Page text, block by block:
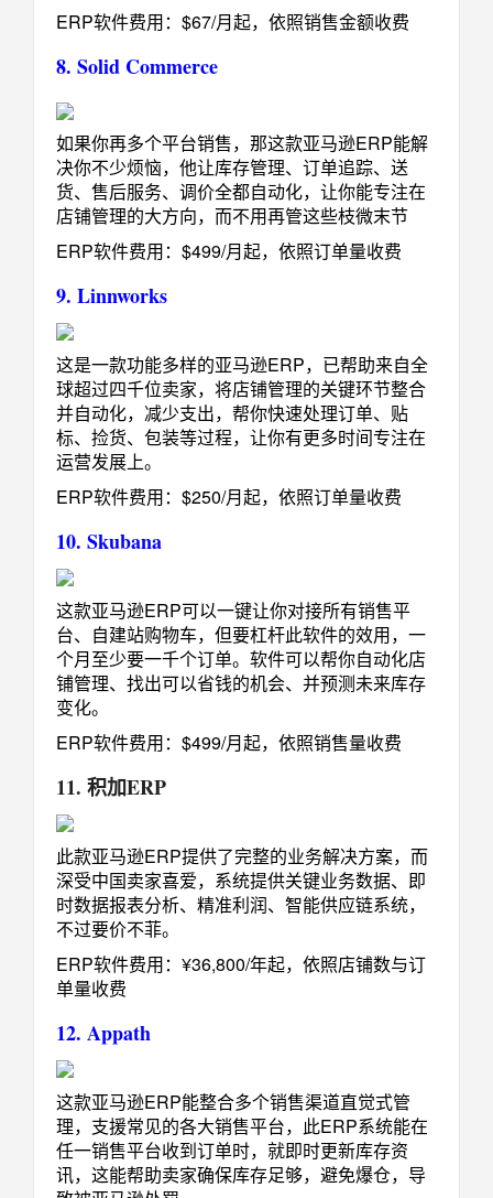
ERP软件费用：$67/月起，依照销售金额收费
8. Solid Commerce
如果你再多个平台销售，那这款亚马逊ERP能解
决你不少烦恼，他让库存管理、订单追踪、送
货、售后服务、调价全都自动化，让你能专注在
店铺管理的大方向，而不用再管这些枝微末节
ERP软件费用：$499/月起，依照订单量收费
9. Linnworks
这是一款功能多样的亚马逊ERP，已帮助来自全
球超过四千位卖家，将店铺管理的关键环节整合
并自动化，减少支出，帮你快速处理订单、贴
标、捡货、包装等过程，让你有更多时间专注在
运营发展上。
ERP软件费用：$250/月起，依照订单量收费
10. Skubana
这款亚马逊ERP可以一键让你对接所有销售平
台、自建站购物车，但要杠杆此软件的效用，一
个月至少要一千个订单。软件可以帮你自动化店
铺管理、找出可以省钱的机会、并预测未来库存
变化。
ERP软件费用：$499/月起，依照销售量收费
11. 积加ERP
此款亚马逊ERP提供了完整的业务解决方案，而
深受中国卖家喜爱，系统提供关键业务数据、即
时数据报表分析、精准利润、智能供应链系统，
不过要价不菲。
ERP软件费用：¥36,800/年起，依照店铺数与订
单量收费
12. Appath
这款亚马逊ERP能整合多个销售渠道直觉式管
理，支援常见的各大销售平台，此ERP系统能在
任一销售平台收到订单时，就即时更新库存资
讯，这能帮助卖家确保库存足够，避免爆仓，导